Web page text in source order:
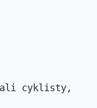
cyklisty,